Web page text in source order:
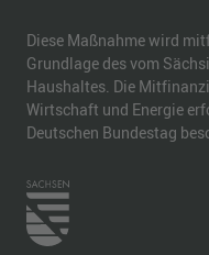
Diese Maßnahme wird
Grundlage des vom
Haushaltes. Die
Wirtschaft und Energie
Deutschen Bundestag